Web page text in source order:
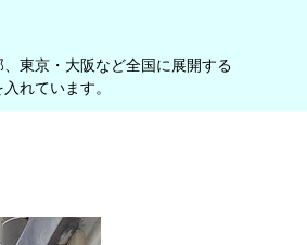
東京・大阪など全国に展開する
れています。